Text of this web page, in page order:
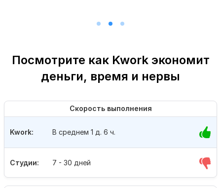
Посмотрите как Kwork экономит
деньги, время и нервы
Скорость выполнения
Студии: 7 - 30 дней
Kwork: В среднем 1 д. 6 ч.